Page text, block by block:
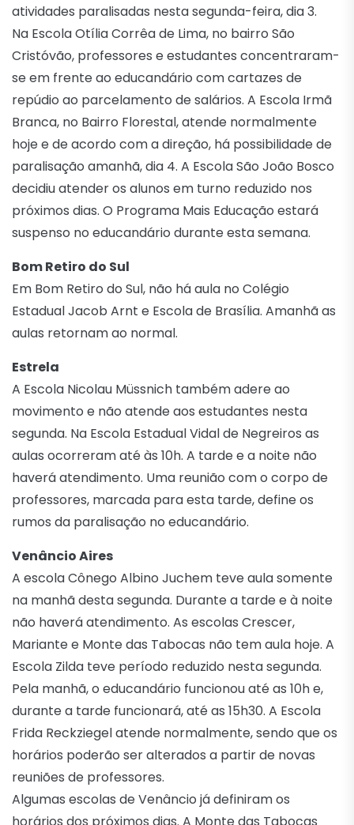
atividades paralisadas nesta segunda-feira, dia 3.
Na Escola Otília Corrêa de Lima, no bairro São
Cristóvão, professores e estudantes concentraram-
se em frente ao educandário com cartazes de
repúdio ao parcelamento de salários. A Escola Irmã
Branca, no Bairro Florestal, atende normalmente
hoje e de acordo com a direção, há possibilidade de
paralisação amanhã, dia 4. A Escola São João Bosco
decidiu atender os alunos em turno reduzido nos
próximos dias. O Programa Mais Educação estará
suspenso no educandário durante esta semana.
Bom Retiro do Sul
Em Bom Retiro do Sul, não há aula no Colégio
Estadual Jacob Arnt e Escola de Brasília. Amanhã as
aulas retornam ao normal.
Estrela
A Escola Nicolau Müssnich também adere ao
movimento e não atende aos estudantes nesta
segunda. Na Escola Estadual Vidal de Negreiros as
aulas ocorreram até às 10h. A tarde e a noite não
haverá atendimento. Uma reunião com o corpo de
professores, marcada para esta tarde, define os
rumos da paralisação no educandário.
Venâncio Aires
A escola Cônego Albino Juchem teve aula somente
na manhã desta segunda. Durante a tarde e à noite
não haverá atendimento. As escolas Crescer,
Mariante e Monte das Tabocas não tem aula hoje. A
Escola Zilda teve período reduzido nesta segunda.
Pela manhã, o educandário funcionou até as 10h e,
durante a tarde funcionará, até as 15h30. A Escola
Frida Reckziegel atende normalmente, sendo que os
horários poderão ser alterados a partir de novas
reuniões de professores.
Algumas escolas de Venâncio já definiram os